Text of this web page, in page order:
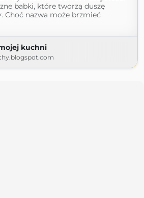
babki, które tworzą duszę
Choć nazwa może brzmieć
kuchni